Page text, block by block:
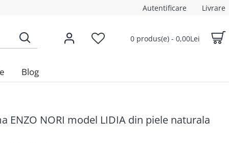
Autentificare Livrare
0 produs(e) - 0,00Lei
Blog
ENZO NORI model LIDIA din piele naturala